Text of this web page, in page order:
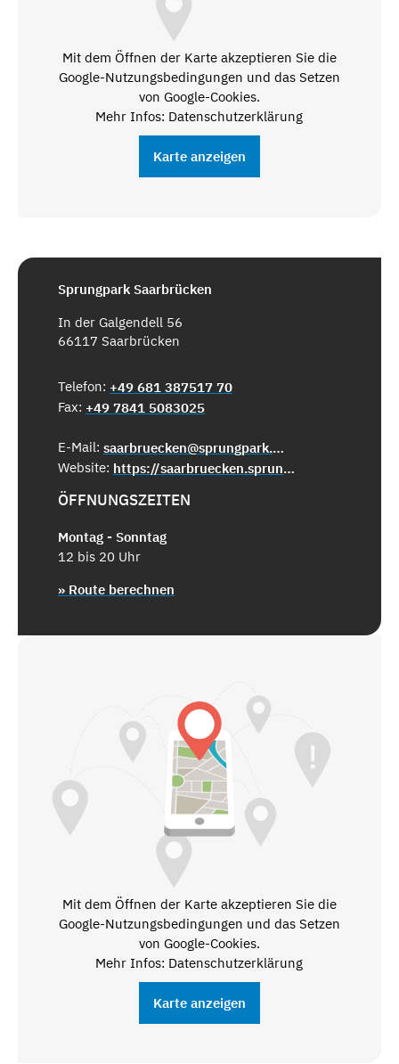
Mit dem Öffnen der Karte akzeptieren Sie die
Google-Nutzungsbedingungen und das Setzen
von Google-Cookies.
Mehr Infos: Datenschutzerklärung
Karte anzeigen
Sprungpark Saarbrücken
In der Galgendell 56
66117 Saarbrücken
Telefon: +49 681 387517 70
Fax: +49 7841 5083025
E-Mail:
saarbruecken@sprungpark.de
Website:
https://saarbruecken.sprungpark.de/
ÖFFNUNGSZEITEN
Montag - Sonntag
12 bis 20 Uhr
» Route berechnen
Mit dem Öffnen der Karte akzeptieren Sie die
Google-Nutzungsbedingungen und das Setzen
von Google-Cookies.
Mehr Infos: Datenschutzerklärung
Karte anzeigen